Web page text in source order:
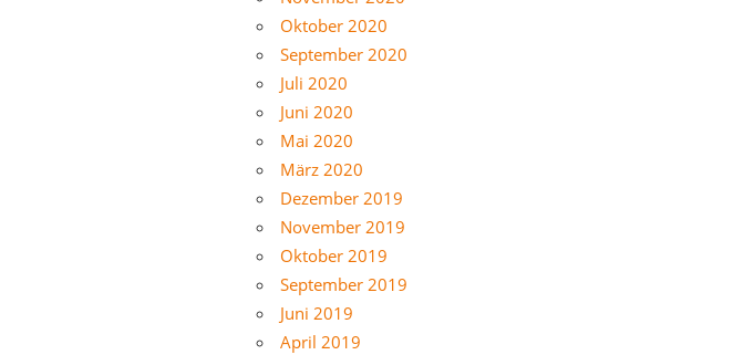
Oktober 2020
September 2020
Juli 2020
Juni 2020
Mai 2020
März 2020
Dezember 2019
November 2019
Oktober 2019
September 2019
Juni 2019
April 2019